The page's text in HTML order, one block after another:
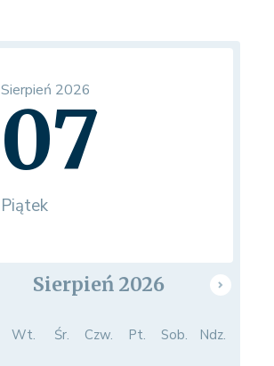
Sierpień 2026
07
Piątek
Sierpień 2026
Wt. Śr. Czw. Pt. Sob. Ndz.